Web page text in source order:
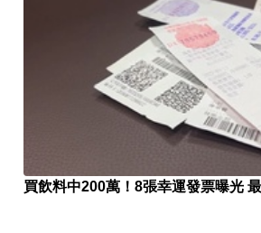
買飲料中200萬！8張幸運發票曝光